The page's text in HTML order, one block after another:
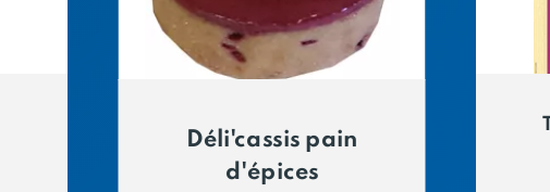
Déli'cassis pain
d'épices